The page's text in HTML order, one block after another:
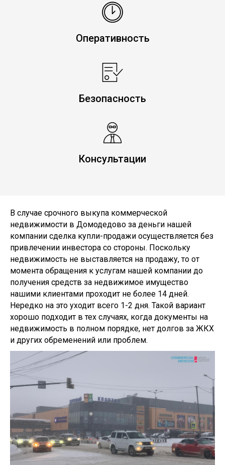
Оперативность
Безопасность
Консультации
В случае срочного выкупа коммерческой
недвижимости в Домодедово за деньги нашей
компании сделка купли-продажи осуществляется без
привлечении инвестора со стороны. Поскольку
недвижимость не выставляется на продажу, то от
момента обращения к услугам нашей компании до
получения средств за недвижимое имущество
нашими клиентами проходит не более 14 дней.
Нередко на это уходит всего 1-2 дня. Такой вариант
хорошо подходит в тех случаях, когда документы на
недвижимость в полном порядке, нет долгов за ЖКХ
и других обременений или проблем.